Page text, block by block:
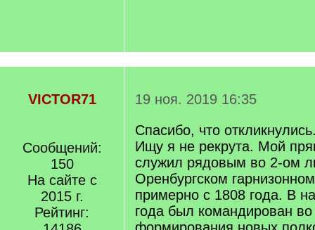
VICTOR71
Сообщений:
150
На сайте с
2015 г.
Рейтинг:
19 ноя. 2019 16:35
Спасибо, что
Ищу я не рекрута. Мой
служил рядовым во 2-ом
Оренбургском
примерно с 1808 года. В
года был командирован